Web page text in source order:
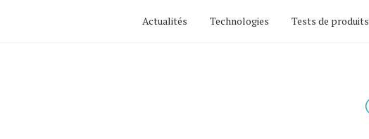
Actualités Technologies Tests de produits